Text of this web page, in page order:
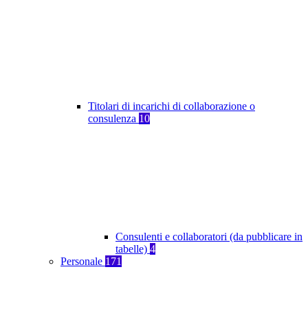
Titolari di incarichi di collaborazione o
consulenza 10
Consulenti e collaboratori (da pubblicare in
tabelle) 4
Personale 171